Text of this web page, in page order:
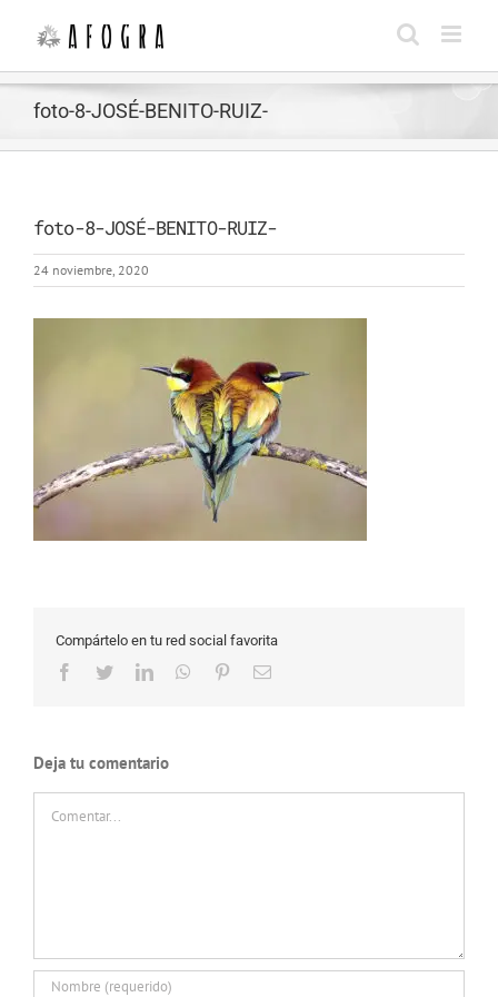
contenido
foto-8-JOSÉ-BENITO-RUIZ-
foto-8-JOSÉ-BENITO-RUIZ-
24 noviembre, 2020
Compártelo en tu red social favorita
Facebook
TwitterLinkedInWhatsApp
PinterestCorreo
Deja tu comentario